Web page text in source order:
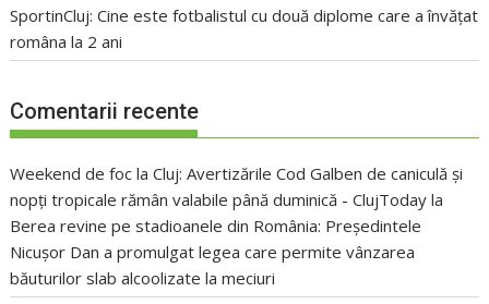
SportinCluj: Cine este fotbalistul cu două diplome care a învățat
româna la 2 ani
Comentarii recente
Weekend de foc la Cluj: Avertizările Cod Galben de caniculă și
nopți tropicale rămân valabile până duminică - ClujToday la
Berea revine pe stadioanele din România: Președintele
Nicușor Dan a promulgat legea care permite vânzarea
băuturilor slab alcoolizate la meciuri